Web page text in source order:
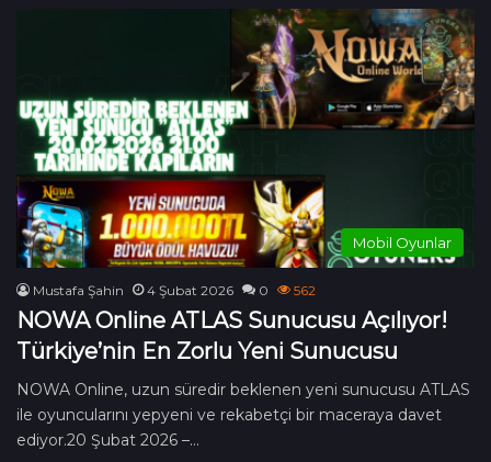
Mobil Oyunlar
Mustafa Şahin 4 Şubat 2026 0 562
NOWA Online ATLAS Sunucusu Açılıyor!
Türkiye’nin En Zorlu Yeni Sunucusu
NOWA Online, uzun süredir beklenen yeni sunucusu ATLAS
ile oyuncularını yepyeni ve rekabetçi bir maceraya davet
ediyor.20 Şubat 2026 –…